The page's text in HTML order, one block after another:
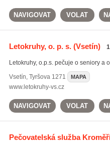
NAVIGOVAT VOLAT
Letokruhy, o. p. s.(Vsetín)
Letokruhy, o.p.s. pečuje o seniory a
Vsetín, Tyršova 1271 MAPA
www.letokruhy-vs.cz
NAVIGOVAT VOLAT
Pečovatelská služba